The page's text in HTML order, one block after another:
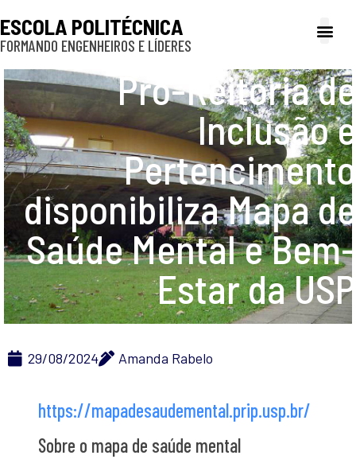
ESCOLA POLITÉCNICA
FORMANDO ENGENHEIROS E LÍDERES
Pró-Reitoria de
Inclusão e
Pertencimento
disponibiliza Mapa de
Saúde Mental e Bem-
Estar da USP
29/08/2024 Amanda Rabelo
https://mapadesaudemental.prip.usp.br/
Sobre o mapa de saúde mental